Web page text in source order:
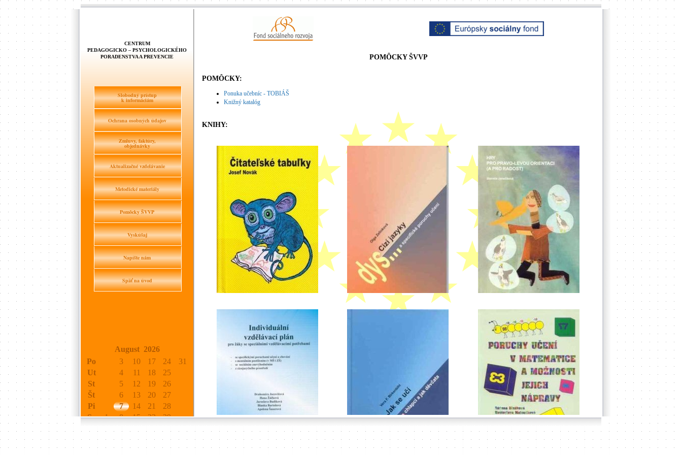
CENTRUM
PEDAGOGICKO – PSYCHOLOGICKÉHO
PORADENSTVA A PREVENCIE
Slobodný prístup
k informáciám
Ochrana osobných údajov
Zmluvy, faktúry,
objednávky
Aktualizačné vzdelávanie
Metodické materiály
Pomôcky ŠVVP
Vyskúšaj
Napíšte nám
Späť na úvod
August 2026
Po
3 10 17 24
31
Ut
4 11 18
25
St
5 12 19
26
Št
6 13 20
27
Pi
7 14 21
28
So
1 8 15 22
29
POMÔCKY ŠVVP
POMÔCKY:
Ponuka učebníc - TOBIÁŠ
Knižný katalóg
KNIHY: